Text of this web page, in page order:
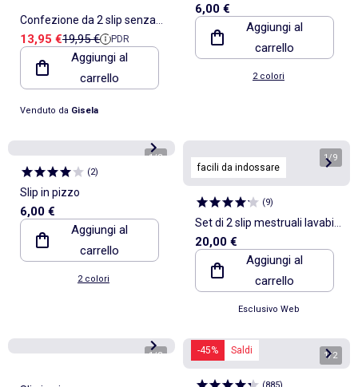
Confezione da 2 slip senza
cuciture in tessuto microfibra
satinato
Prezzo di vendita
13,95 €Prezzo di riferimento
19,95 € PDR
Aggiungi al
carrello
Venduto da Gisela
6,00 €
Aggiungi al
carrello
2 colori
1/3
(2)
Slip in pizzo
6,00 €
Aggiungi al
carrello
2 colori
facili da indossare
1/9
(9)
Set di 2 slip mestruali lavabili
in cotone - collezione facile
da indossare
20,00 €
Aggiungi al
carrello
Esclusivo Web
1/3 -45% Saldi 1/2
(885)